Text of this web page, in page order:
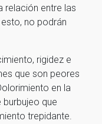
relación entre las
no podrán
rigidez e
que son peores
en la
burbujeo que
trepidante.